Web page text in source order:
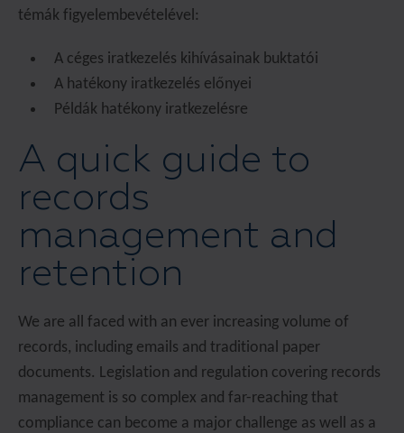
témák figyelembevételével:
A céges iratkezelés kihívásainak buktatói
A hatékony iratkezelés előnyei
Példák hatékony iratkezelésre
A quick guide to
records
management and
retention
We are all faced with an ever increasing volume of
records, including emails and traditional paper
documents. Legislation and regulation covering records
management is so complex and far-reaching that
compliance can become a major challenge as well as a